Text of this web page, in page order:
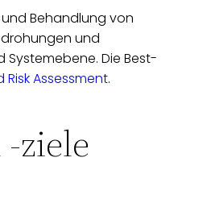
Behandlung von
und
Die Best-
Risk Assessment.
ziele